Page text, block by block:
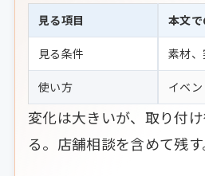
見る項目 本文
見る条件 素材
使い方 イベ
変化は大きいが、取り付
る。店舗相談を含めて残す